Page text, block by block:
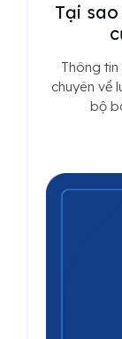
Tại
Thông
chuyên về
bộ